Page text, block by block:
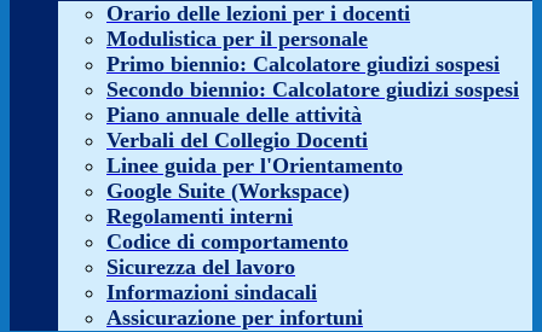
Orario delle lezioni per i docenti
Modulistica per il personale
Primo biennio: Calcolatore giudizi sospesi
Secondo biennio: Calcolatore giudizi sospesi
Piano annuale delle attività
Verbali del Collegio Docenti
Linee guida per l'Orientamento
Google Suite (Workspace)
Regolamenti interni
Codice di comportamento
Sicurezza del lavoro
Informazioni sindacali
Assicurazione per infortuni